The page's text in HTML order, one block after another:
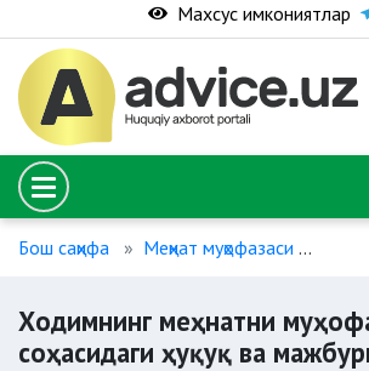
Махсус имкониятлар
Бош саҳифа Меҳнат муҳофазаси
Ходимнинг меҳнатни
соҳасидаги ҳуқуқ ва